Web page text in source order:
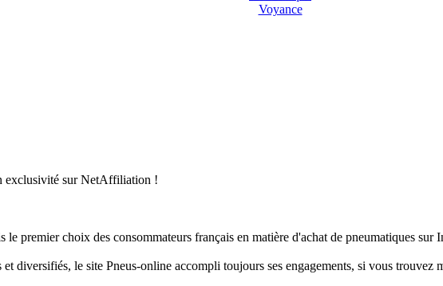
Voyance
exclusivité sur NetAffiliation !
premier choix des consommateurs français en matière d'achat de pneumatiques sur
diversifiés, le site Pneus-online accompli toujours ses engagements, si vous trouvez